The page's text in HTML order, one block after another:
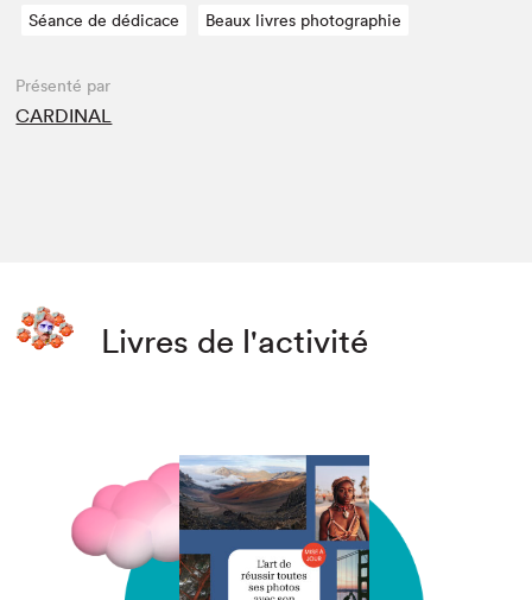
Séance de dédicace Beaux livres photographie
Présenté par
CARDINAL
Livres de l'activité